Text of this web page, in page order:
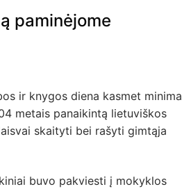
paminėjome
ir knygos diena kasmet minima
metais panaikintą lietuviškos
skaityti bei rašyti gimtąja
pakviesti į mokyklos